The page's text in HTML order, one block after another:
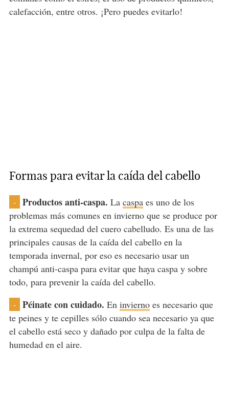
calefacción, entre otros. ¡Pero puedes evitarlo!
Formas para evitar la caída del cabello
- Productos anti-caspa. La caspaes uno de los
problemas más comunes en invierno que se produce por
la extrema sequedad del cuero cabelludo. Es una de las
principales causas de la caída del cabello en la
temporada invernal, por eso es necesario usar un
champú anti-caspa para evitar que haya caspa y sobre
todo, para prevenir la caída del cabello.
- Péinate con cuidado. En inviernoes necesario que
te peines y te cepilles sólo cuando sea necesario ya que
el cabello está seco y dañado por culpa de la falta de
humedad en el aire.